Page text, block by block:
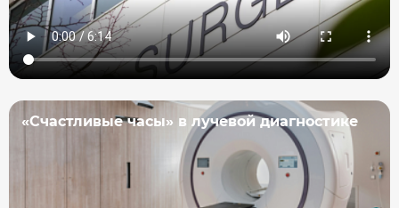
«Счастливые часы» в лучевой диагностике